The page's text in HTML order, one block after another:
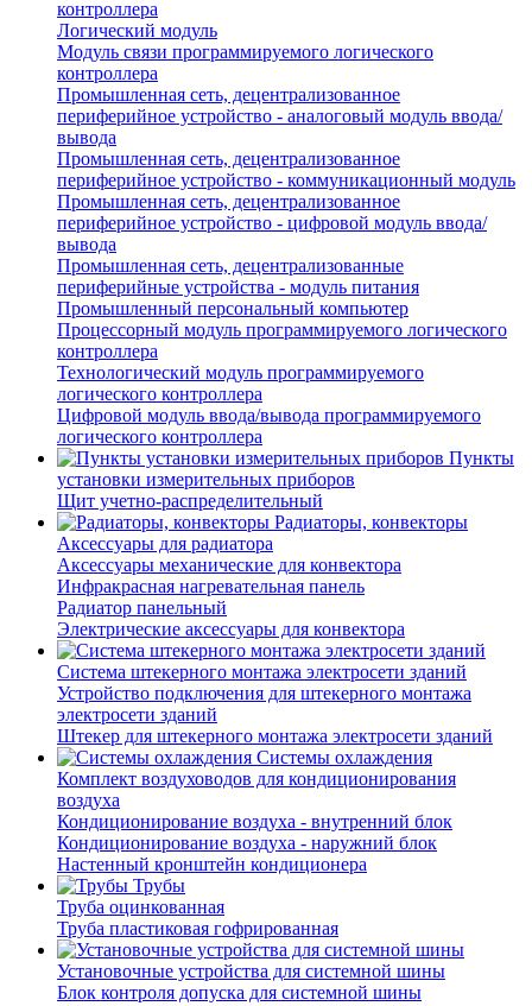
контроллера
Логический модуль
Модуль связи программируемого логического
контроллера
Промышленная сеть, децентрализованное
периферийное устройство - аналоговый модуль ввода/
вывода
Промышленная сеть, децентрализованное
периферийное устройство - коммуникационный модуль
Промышленная сеть, децентрализованное
периферийное устройство - цифровой модуль ввода/
вывода
Промышленная сеть, децентрализованные
периферийные устройства - модуль питания
Промышленный персональный компьютер
Процессорный модуль программируемого логического
контроллера
Технологический модуль программируемого
логического контроллера
Цифровой модуль ввода/вывода программируемого
логического контроллера
Пункты
установки измерительных приборов
Щит учетно-распределительный
Радиаторы, конвекторы
Аксессуары для радиатора
Аксессуары механические для конвектора
Инфракрасная нагревательная панель
Радиатор панельный
Электрические аксессуары для конвектора
Система штекерного монтажа электросети зданий
Устройство подключения для штекерного монтажа
электросети зданий
Штекер для штекерного монтажа электросети зданий
Системы охлаждения
Комплект воздуховодов для кондиционирования
воздуха
Кондиционирование воздуха - внутренний блок
Кондиционирование воздуха - наружний блок
Настенный кронштейн кондиционера
Трубы
Труба оцинкованная
Труба пластиковая гофрированная
Установочные устройства для системной шины
Блок контроля допуска для системной шины